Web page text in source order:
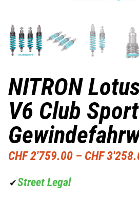
NITRON
V6 Club
CHF2'759.00 – CHF
✔Street Legal